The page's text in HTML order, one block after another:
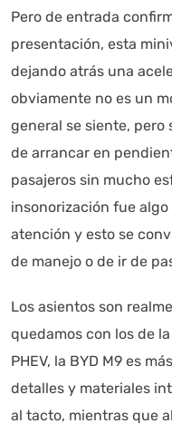
Pero de entrada
presentación, esta
dejando atrás una
obviamente no es un
general se siente, pero
de arrancar en
pasajeros sin mucho
insonorización fue
atención y esto se
de manejo o de ir de
Los asientos son
quedamos con los de
PHEV, la BYD M9 es
detalles y materiales
al tacto, mientras que